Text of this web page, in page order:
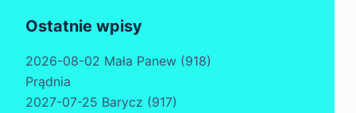
Ostatnie wpisy
2026-08-02 Mała Panew (918)
Prądnia
2027-07-25 Barycz (917)